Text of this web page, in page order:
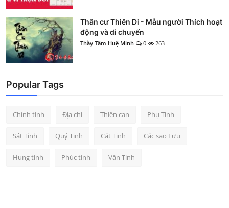
Thân cư Thiên Di - Mẫu người Thích hoạt
động và di chuyển
Thầy Tâm Huệ Minh 0 263
Popular Tags
Chính tinh Địa chi Thiên can Phụ Tinh
Sát Tinh Quý Tinh Cát Tinh Các sao Lưu
Hung tinh Phúc tinh Văn Tinh